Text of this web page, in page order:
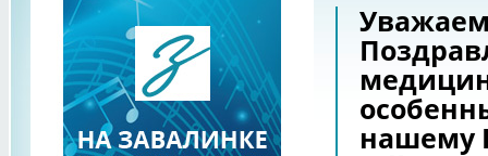
нашему